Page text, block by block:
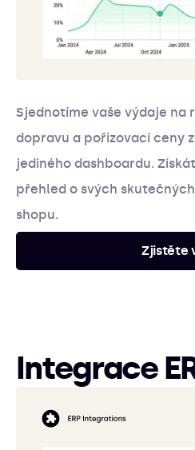
Sjednotíme vaše výdaje na
dopravu a pořizovací ceny
jediného dashboardu.
přehled o svých
shopu.
Zjistěte
Integrace